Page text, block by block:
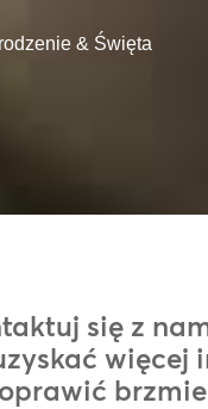
& Święta
się z
więcej